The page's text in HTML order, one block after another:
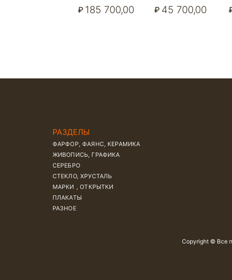
₽ 185 700,00 ₽ 45 700,00
РАЗДЕЛЫ
ФАРФОР, ФАЯНС, КЕРАМИКА
ЖИВОПИСЬ, ГРАФИКА
СЕРЕБРО
СТЕКЛО, ХРУСТАЛЬ
МАРКИ , ОТКРЫТКИ
ПЛАКАТЫ
РАЗНОЕ
Copyright © Все